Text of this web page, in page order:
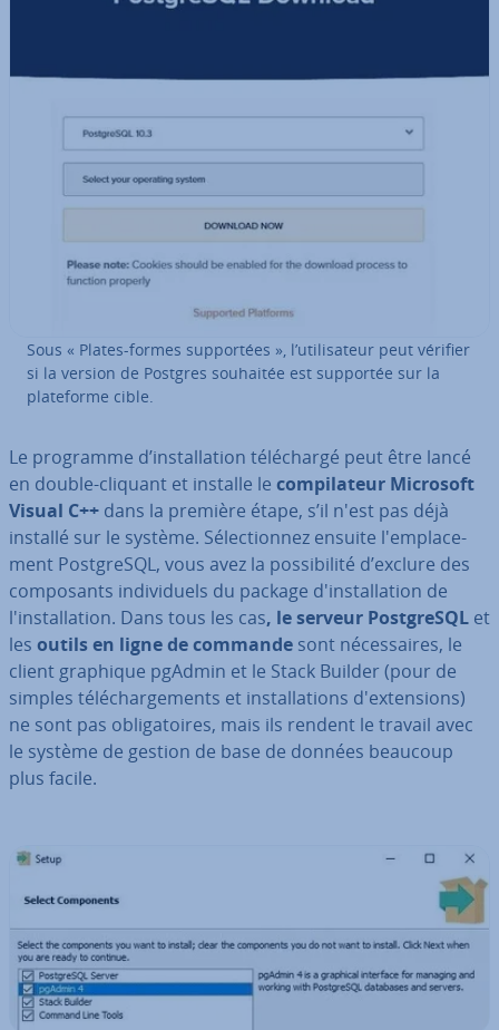
Sous « Plates-formes sup­por­tées », l’uti­li­sa­teur peut vérifier
si la version de Postgres souhaitée est supportée sur la
pla­te­forme cible.
Le programme d’ins­tal­la­tion té­lé­chargé peut être lancé
en double-cliquant et installe le com­pi­la­teur Microsoft
Visual C++ dans la première étape, s’il n'est pas déjà
installé sur le système. Sé­lec­tion­nez ensuite l'em­pla­ce­
ment Post­greSQL, vous avez la pos­si­bi­lité d’exclure des
com­po­sants in­di­vi­duels du package d'ins­tal­la­tion de
l'ins­tal­la­tion. Dans tous les cas, le serveur Post­greSQL et
les outils en ligne de commande sont né­ces­saires, le
client graphique pgAdmin et le Stack Builder (pour de
simples té­lé­char­ge­ments et ins­tal­la­tions d'ex­ten­sions)
ne sont pas obli­ga­toires, mais ils rendent le travail avec
le système de gestion de base de données beaucoup
plus facile.